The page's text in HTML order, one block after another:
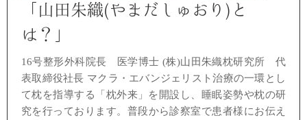
「山田朱織(やまだしゅおり)と
は？」
16号整形外科院長 医学博士 (株)山田朱織枕研究所 代
表取締役社長 マクラ・エバンジェリスト治療の一環とし
て枕を指導する「枕外来」を開設し、 睡眠姿勢や枕の研
究を行っております。 普段から診察室で患者様にお伝え